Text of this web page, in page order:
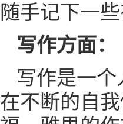
随手记下一
写作方面：
写作是一
在不断的自